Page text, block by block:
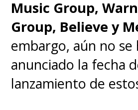
Music Group,
Group, Believe y
embargo, aún no se
anunciado la fecha
lanzamiento de